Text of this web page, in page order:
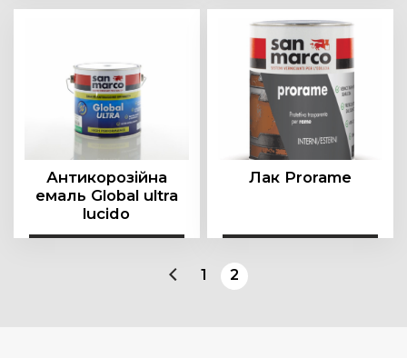
Антикорозійна
емаль Global ultra
lucido
Лак Prorame
1 2